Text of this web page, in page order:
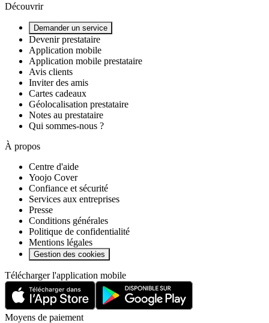
Découvrir
Demander un service
Devenir prestataire
Application mobile
Application mobile prestataire
Avis clients
Inviter des amis
Cartes cadeaux
Géolocalisation prestataire
Notes au prestataire
Qui sommes-nous ?
À propos
Centre d'aide
Yoojo Cover
Confiance et sécurité
Services aux entreprises
Presse
Conditions générales
Politique de confidentialité
Mentions légales
Gestion des cookies
Télécharger l'application mobile
Moyens de paiement